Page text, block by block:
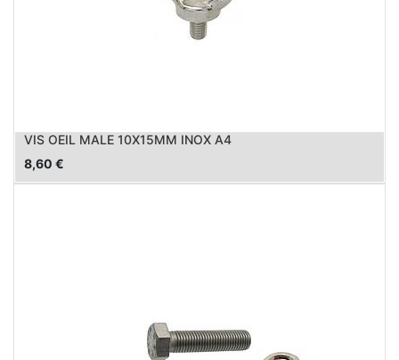
VIS OEIL MALE 10X15MM INOX A4
8,60 €